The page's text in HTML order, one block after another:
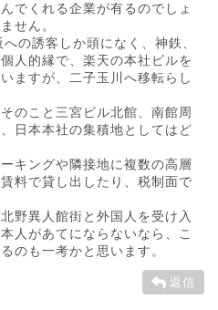
でくれる企業が有るのでしょ
せん。
の誘客しか頭になく、神鉄、
人的縁で、楽天の本社ビルを
ますが、二子玉川へ移転らし
のこと三宮ビル北館、南館周
日本本社の集積地としてはど
キングや隣接地に複数の高層
料で貸し出したり、税制面で
野異人館街と外国人を受け入
人があてにならないなら、こ
のも一考かと思います。
返信